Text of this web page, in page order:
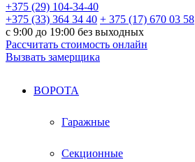
+375 (29) 104-34-40
+375 (33) 364 34 40 + 375 (17) 670 03 58
с 9:00 до 19:00 без выходных
Рассчитать стоимость онлайн
Вызвать замерщика
ВОРОТА
Гаражные
Секционные